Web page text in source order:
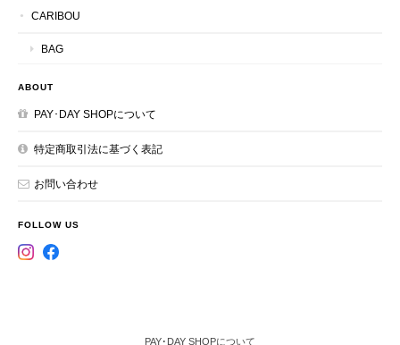
CARIBOU
BAG
ABOUT
PAY･DAY SHOPについて
特定商取引法に基づく表記
お問い合わせ
FOLLOW US
PAY･DAY SHOPについて